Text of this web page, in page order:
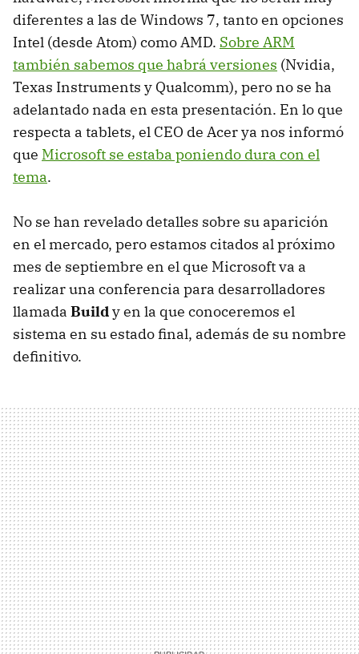
diferentes a las de Windows 7, tanto en opciones
Intel (desde Atom) comoAMD. Sobre ARM
también sabemos que habrá versiones (Nvidia,
Texas Instruments y Qualcomm), pero no se ha
adelantado nada en esta presentación. En lo que
respecta a tablets, el CEO de Acer ya nos informó
que Microsoft se estaba poniendo dura con el
tema.
No se han revelado detalles sobre su aparición
en el mercado, pero estamos citados al próximo
mes de septiembre en el que Microsoft va a
realizar una conferencia para desarrolladores
llamada Buildy en la que conoceremos el
sistema en su estado final, además de su nombre
definitivo.